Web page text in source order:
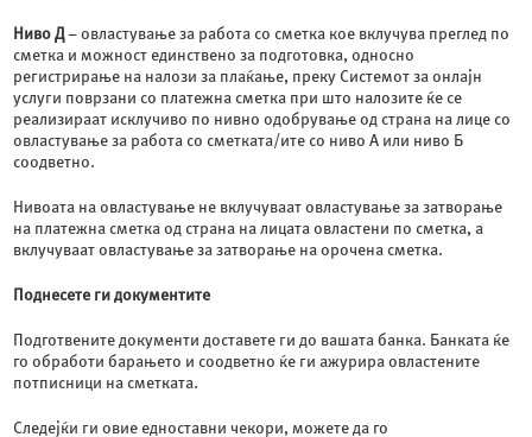
Ниво Д– овластување за работа со сметка кое вклучува преглед по
сметка и можност единствено за подготовка, односно
регистрирање на налози за плаќање, преку Системот за онлајн
услуги поврзани со платежна сметка при што налозите ќе се
реализираат исклучиво по нивно одобрување од страна на лице со
овластување за работа со сметката/ите со ниво А или ниво Б
соодветно.
Нивоата на овластување не вклучуваат овластување за затворање
на платежна сметка од страна на лицата овластени по сметка, а
вклучуваат овластување за затворање на орочена сметка.
Поднесете ги документите
Подготвените документи доставете ги до вашата банка. Банката ќе
го обработи барањето и соодветно ќе ги ажурира овластените
потписници на сметката.
Следејќи ги овие едноставни чекори, можете да го